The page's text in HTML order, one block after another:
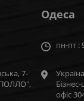
7-
Одеса
пн-пт :
офіс